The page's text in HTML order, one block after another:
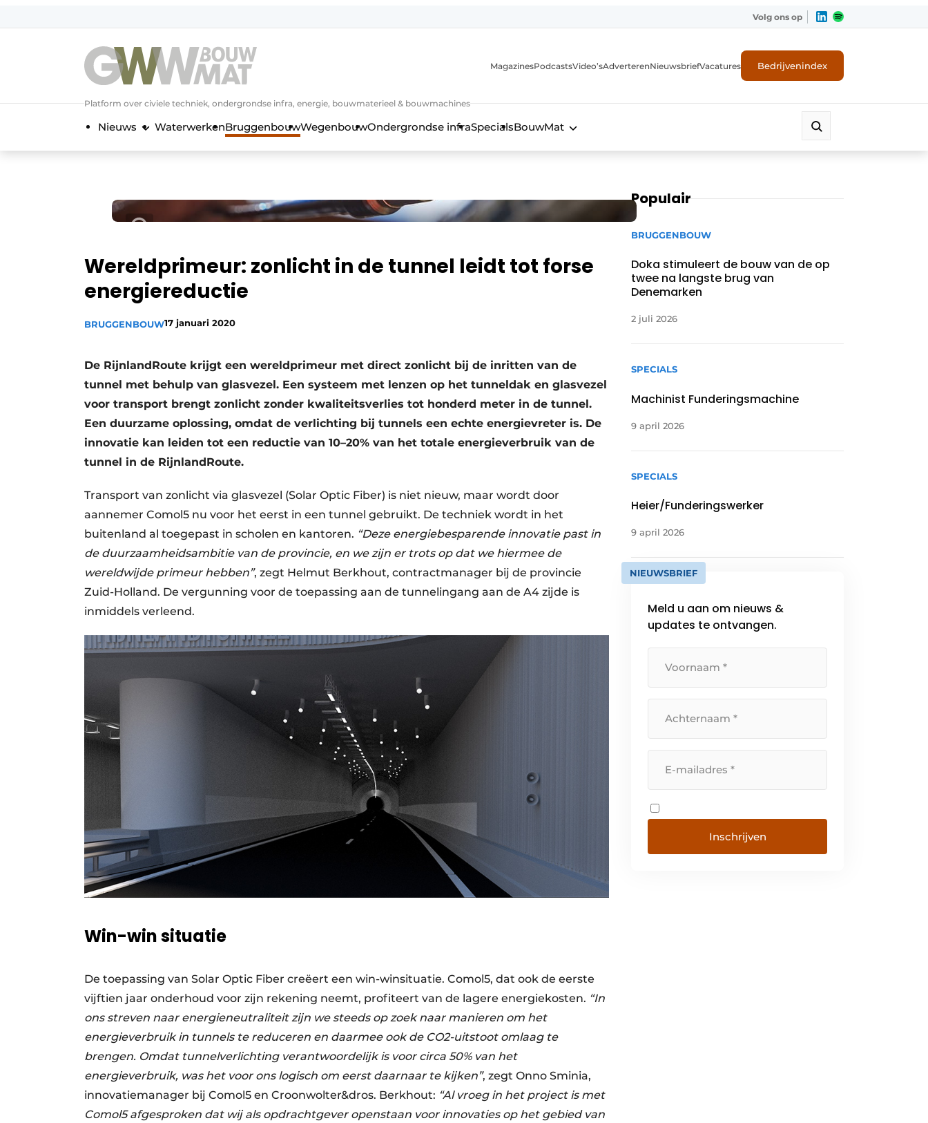
Volg ons op
Platform over civiele techniek, ondergrondse infra, energie, bouwmaterieel & bouwmachines
MagazinesPodcastsVideo’sAdverterenNieuwsbriefVacatures Bedrijvenindex
Nieuws WaterwerkenBruggenbouwWegenbouwOndergrondse infraSpecialsBouwMat
Wereldprimeur: zonlicht in de tunnel leidt tot forse
energiereductie
BRUGGENBOUW17 januari 2020
De RijnlandRoute krijgt een wereldprimeur met direct zonlicht bij de inritten van de
tunnel met behulp van glasvezel. Een systeem met lenzen op het tunneldak en glasvezel
voor transport brengt zonlicht zonder kwaliteitsverlies tot honderd meter in de tunnel.
Een duurzame oplossing, omdat de verlichting bij tunnels een echte energievreter is. De
innovatie kan leiden tot een reductie van 10–20% van het totale energieverbruik van de
tunnel in de RijnlandRoute.
Transport van zonlicht via glasvezel (Solar Optic Fiber) is niet nieuw, maar wordt door
aannemer Comol5 nu voor het eerst in een tunnel gebruikt. De techniek wordt in het
buitenland al toegepast in scholen en kantoren. “Deze energiebesparende innovatie past in
de duurzaamheidsambitie van de provincie, en we zijn er trots op dat we hiermee de
wereldwijde primeur hebben”, zegt Helmut Berkhout, contractmanager bij de provincie
Zuid-Holland. De vergunning voor de toepassing aan de tunnelingang aan de A4 zijde is
inmiddels verleend.
Win-win situatie
De toepassing van Solar Optic Fiber creëert een win-winsituatie. Comol5, dat ook de eerste
vijftien jaar onderhoud voor zijn rekening neemt, profiteert van de lagere energiekosten. “In
ons streven naar energieneutraliteit zijn we steeds op zoek naar manieren om het
energieverbruik in tunnels te reduceren en daarmee ook de CO2-uitstoot omlaag te
brengen. Omdat tunnelverlichting verantwoordelijk is voor circa 50% van het
energieverbruik, was het voor ons logisch om eerst daarnaar te kijken”, zegt Onno Sminia,
innovatiemanager bij Comol5 en Croonwolter&dros. Berkhout: “Al vroeg in het project is met
Comol5 afgesproken dat wij als opdrachtgever openstaan voor innovaties op het gebied van
Populair
BRUGGENBOUW
Doka stimuleert de bouw van de op
twee na langste brug van
Denemarken
2 juli 2026
SPECIALS
Machinist Funderingsmachine
9 april 2026
SPECIALS
Heier/Funderingswerker
9 april 2026
NIEUWSBRIEF
Meld u aan om nieuws &
updates te ontvangen.
Inschrijven